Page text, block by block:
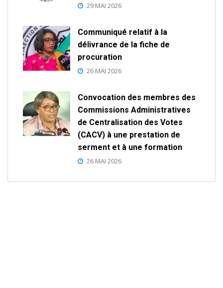
29 MAI 2026
Communiqué relatif à la
délivrance de la fiche de
procuration
26 MAI 2026
Convocation des membres des
Commissions Administratives
de Centralisation des Votes
(CACV) à une prestation de
serment et à une formation
26 MAI 2026